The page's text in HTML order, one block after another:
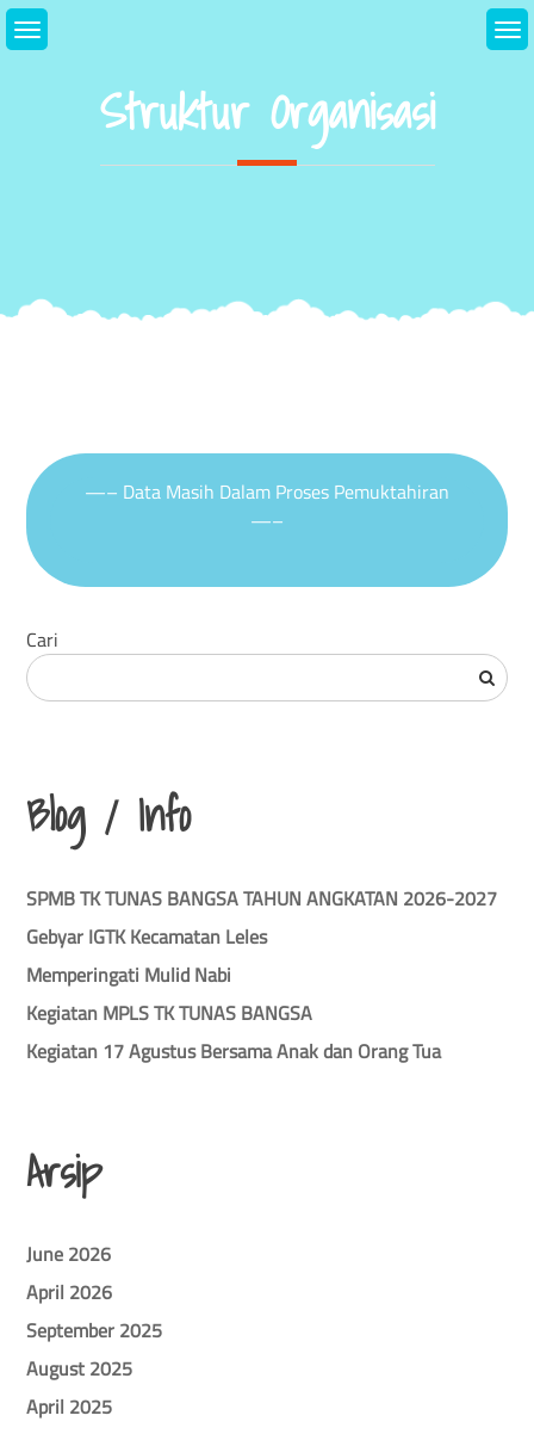
Skip
to
Struktur Organisasi
—– Data Masih Dalam Proses Pemuktahiran
—–
Cari
Blog / Info
SPMB TK TUNAS BANGSA TAHUN ANGKATAN 2026-2027
Gebyar IGTK Kecamatan Leles
Memperingati Mulid Nabi
Kegiatan MPLS TK TUNAS BANGSA
Kegiatan 17 Agustus Bersama Anak dan Orang Tua
Arsip
June 2026
April 2026
September 2025
August 2025
April 2025